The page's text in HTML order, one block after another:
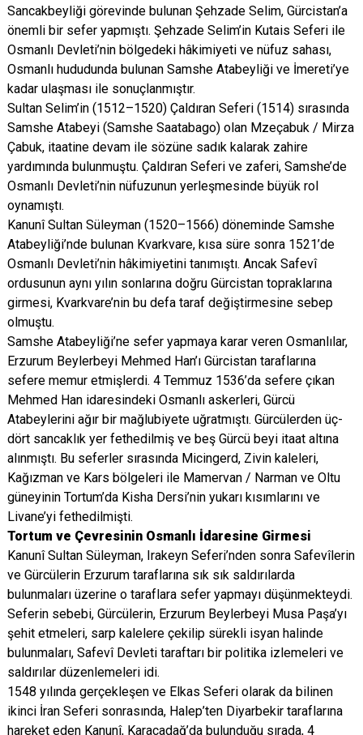
Sancakbeyliği görevinde bulunan Şehzade Selim, Gürcistan’a
önemli bir sefer yapmıştı. Şehzade Selim’in Kutais Seferi ile
Osmanlı Devleti’nin bölgedeki hâkimiyeti ve nüfuz sahası,
Osmanlı hududunda bulunan Samshe Atabeyliği ve İmereti’ye
kadar ulaşması ile sonuçlanmıştır.
Sultan Selim’in (1512–1520) Çaldıran Seferi (1514) sırasında
Samshe Atabeyi (Samshe Saatabago) olan Mzeçabuk / Mirza
Çabuk, itaatine devam ile sözüne sadık kalarak zahire
yardımında bulunmuştu. Çaldıran Seferi ve zaferi, Samshe’de
Osmanlı Devleti’nin nüfuzunun yerleşmesinde büyük rol
oynamıştı.
Kanunî Sultan Süleyman (1520–1566) döneminde Samshe
Atabeyliği’nde bulunan Kvarkvare, kısa süre sonra 1521’de
Osmanlı Devleti’nin hâkimiyetini tanımıştı. Ancak Safevî
ordusunun aynı yılın sonlarına doğru Gürcistan topraklarına
girmesi, Kvarkvare’nin bu defa taraf değiştirmesine sebep
olmuştu.
Samshe Atabeyliği’ne sefer yapmaya karar veren Osmanlılar,
Erzurum Beylerbeyi Mehmed Han’ı Gürcistan taraflarına
sefere memur etmişlerdi. 4 Temmuz 1536’da sefere çıkan
Mehmed Han idaresindeki Osmanlı askerleri, Gürcü
Atabeylerini ağır bir mağlubiyete uğratmıştı. Gürcülerden üç-
dört sancaklık yer fethedilmiş ve beş Gürcü beyi itaat altına
alınmıştı. Bu seferler sırasında Micingerd, Zivin kaleleri,
Kağızman ve Kars bölgeleri ile Mamervan / Narman ve Oltu
güneyinin Tortum’da Kisha Dersi’nin yukarı kısımlarını ve
Livane’yi fethedilmişti.
Tortum ve Çevresinin Osmanlı İdaresine Girmesi
Kanunî Sultan Süleyman, Irakeyn Seferi’nden sonra Safevîlerin
ve Gürcülerin Erzurum taraflarına sık sık saldırılarda
bulunmaları üzerine o taraflara sefer yapmayı düşünmekteydi.
Seferin sebebi, Gürcülerin, Erzurum Beylerbeyi Musa Paşa’yı
şehit etmeleri, sarp kalelere çekilip sürekli isyan halinde
bulunmaları, Safevî Devleti taraftarı bir politika izlemeleri ve
saldırılar düzenlemeleri idi.
1548 yılında gerçekleşen ve Elkas Seferi olarak da bilinen
ikinci İran Seferi sonrasında, Halep’ten Diyarbekir taraflarına
hareket eden Kanunî, Karacadağ’da bulunduğu sırada, 4